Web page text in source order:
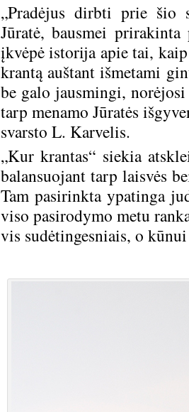
„Pradėjus dirbti prie šio
Jūratė, bausmei
įkvėpė istorija apie tai,
krantą auštant išmetami
be galo jausmingi,
tarp menamo Jūratės
svarsto L.
„Kur krantas“ siekia
balansuojant tarp laisvės
Tam pasirinkta ypatinga
viso pasirodymo metu
vis sudėtingesniais, o